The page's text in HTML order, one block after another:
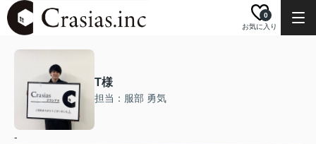
お気に入り
0
T様
担当：服部 勇気
-